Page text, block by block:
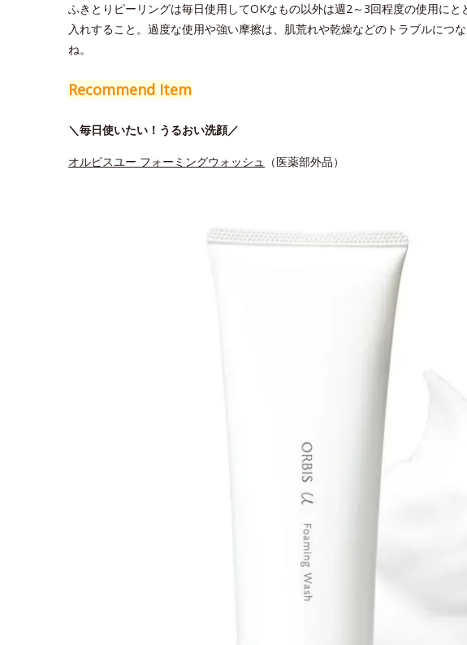
ふきとりピーリングは毎日使用してOKなもの以外は週2～3回程度の使用に
入れすること。過度な使用や強い摩擦は、肌荒れや乾燥などのトラブルにつ
ね。
Recommend Item
＼毎日使いたい！うるおい洗顔／
オルビスユー フォーミングウォッシュ （医薬部外品）